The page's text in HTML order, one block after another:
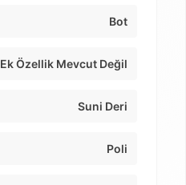
Bot
Ek Özellik Mevcut Değil
Suni Deri
Poli